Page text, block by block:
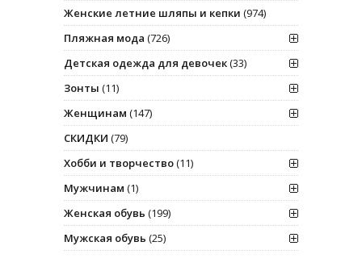
Женские летние шляпы и кепки (974)
Пляжная мода (726)
Детская одежда для девочек(33)
Зонты (11)
Женщинам (147)
СКИДКИ (79)
Хобби и творчество(11)
Мужчинам (1)
Женская обувь (199)
Мужская обувь (25)